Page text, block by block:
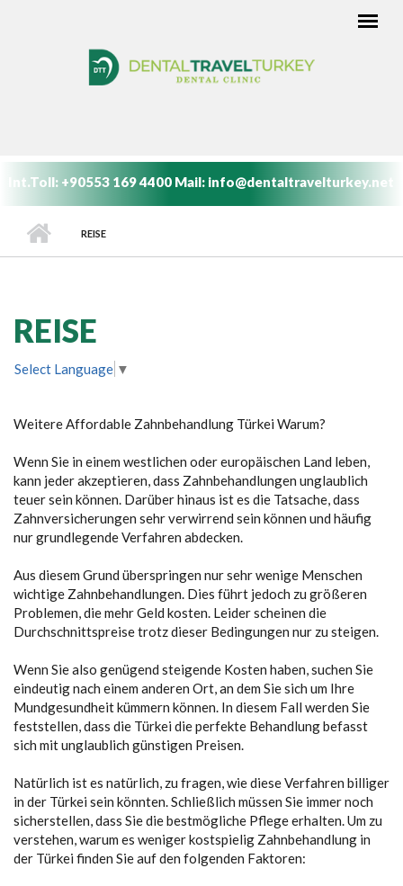
Int.Toll: +90553 169 4400 Mail: info@dentaltravelturkey.net
REISE
REISE
Select Language ▼
Weitere Affordable Zahnbehandlung Türkei Warum?
Wenn Sie in einem westlichen oder europäischen Land leben,
kann jeder akzeptieren, dass Zahnbehandlungen unglaublich
teuer sein können. Darüber hinaus ist es die Tatsache, dass
Zahnversicherungen sehr verwirrend sein können und häufig
nur grundlegende Verfahren abdecken.
Aus diesem Grund überspringen nur sehr wenige Menschen
wichtige Zahnbehandlungen. Dies führt jedoch zu größeren
Problemen, die mehr Geld kosten. Leider scheinen die
Durchschnittspreise trotz dieser Bedingungen nur zu steigen.
Wenn Sie also genügend steigende Kosten haben, suchen Sie
eindeutig nach einem anderen Ort, an dem Sie sich um Ihre
Mundgesundheit kümmern können. In diesem Fall werden Sie
feststellen, dass die Türkei die perfekte Behandlung befasst
sich mit unglaublich günstigen Preisen.
Natürlich ist es natürlich, zu fragen, wie diese Verfahren billiger
in der Türkei sein könnten. Schließlich müssen Sie immer noch
sicherstellen, dass Sie die bestmögliche Pflege erhalten. Um zu
verstehen, warum es weniger kostspielig Zahnbehandlung in
der Türkei finden Sie auf den folgenden Faktoren: